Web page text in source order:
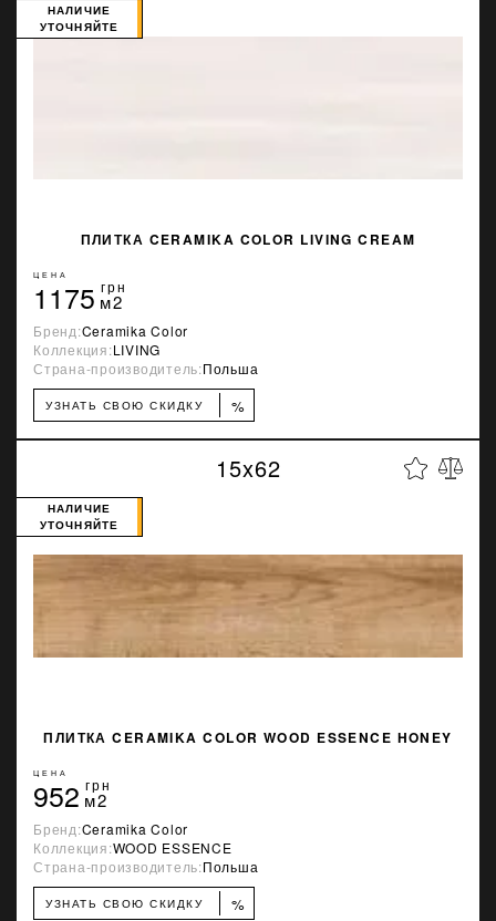
ПЛИТКА CERAMIKA COLOR LIVING CREAM
НАЛИЧИЕ
УТОЧНЯЙТЕ
ЦЕНА
1175 грн
м2
Бренд:Ceramika Color
Коллекция:LIVING
Страна-производитель:Польша
УЗНАТЬ СВОЮ СКИДКУ %
15x62
ПЛИТКА CERAMIKA COLOR WOOD ESSENCE HONEY
НАЛИЧИЕ
УТОЧНЯЙТЕ
ЦЕНА
952 грн
м2
Бренд:Ceramika Color
Коллекция:WOOD ESSENCE
Страна-производитель:Польша
УЗНАТЬ СВОЮ СКИДКУ %